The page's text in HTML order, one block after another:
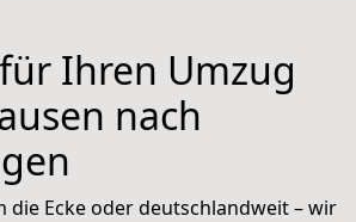
Ihren Umzug
nach
die Ecke oder deutschlandweit – wir